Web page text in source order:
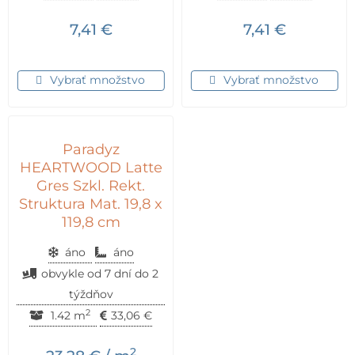
7,41 €
Vybrať množstvo
7,41 €
Vybrať množstvo
Paradyz
HEARTWOOD Latte
Gres Szkl. Rekt.
Struktura Mat. 19,8 x
119,8 cm
áno
áno
obvykle od 7 dní do 2
týždňov
1.42 m2 33,06 €
2